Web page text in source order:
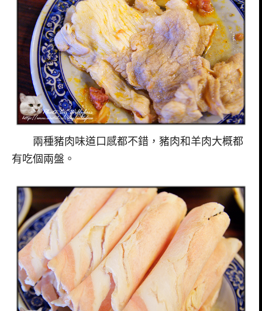
兩種豬肉味道口感都不錯，豬肉和羊肉大概都
有吃個兩盤。